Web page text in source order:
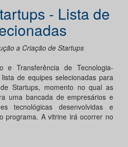
- Lista de
a Criação de Startups
e Transferência de Tecnologia-
de equipes selecionadas para
Startups, momento no qual as
uma bancada de empresários e
tecnológicas desenvolvidas e
programa. A vitrine irá ocorrer no